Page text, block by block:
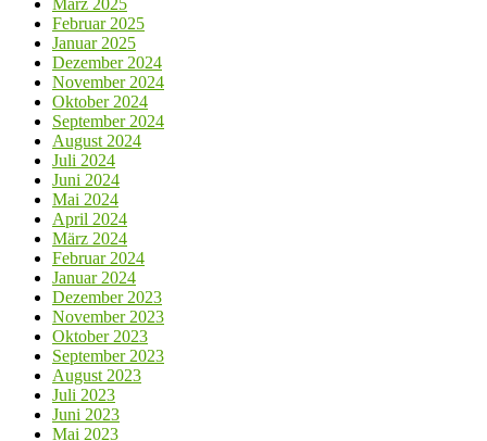
März 2025
Februar 2025
Januar 2025
Dezember 2024
November 2024
Oktober 2024
September 2024
August 2024
Juli 2024
Juni 2024
Mai 2024
April 2024
März 2024
Februar 2024
Januar 2024
Dezember 2023
November 2023
Oktober 2023
September 2023
August 2023
Juli 2023
Juni 2023
Mai 2023